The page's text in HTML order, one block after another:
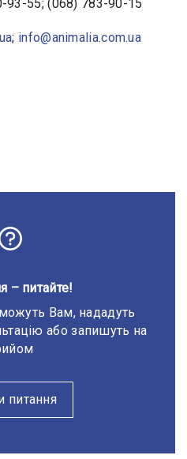
93-55; (068) 783-90-15
; info@animalia.com.ua
– питайте!
Вам, нададуть
або запишуть на
питання